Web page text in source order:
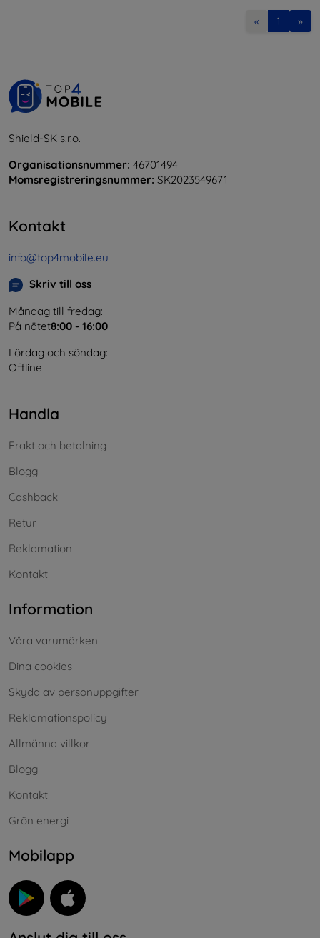
« 1 »
Shield-SK s.r.o.
Organisationsnummer: 46701494
Momsregistreringsnummer: SK2023549671
Kontakt
info@top4mobile.eu
Skriv till oss
Måndag till fredag:
På nätet8:00 - 16:00
Lördag och söndag:
Offline
Handla
Frakt och betalning
Blogg
Cashback
Retur
Reklamation
Kontakt
Information
Våra varumärken
Dina cookies
Skydd av personuppgifter
Reklamationspolicy
Allmänna villkor
Blogg
Kontakt
Grön energi
Mobilapp